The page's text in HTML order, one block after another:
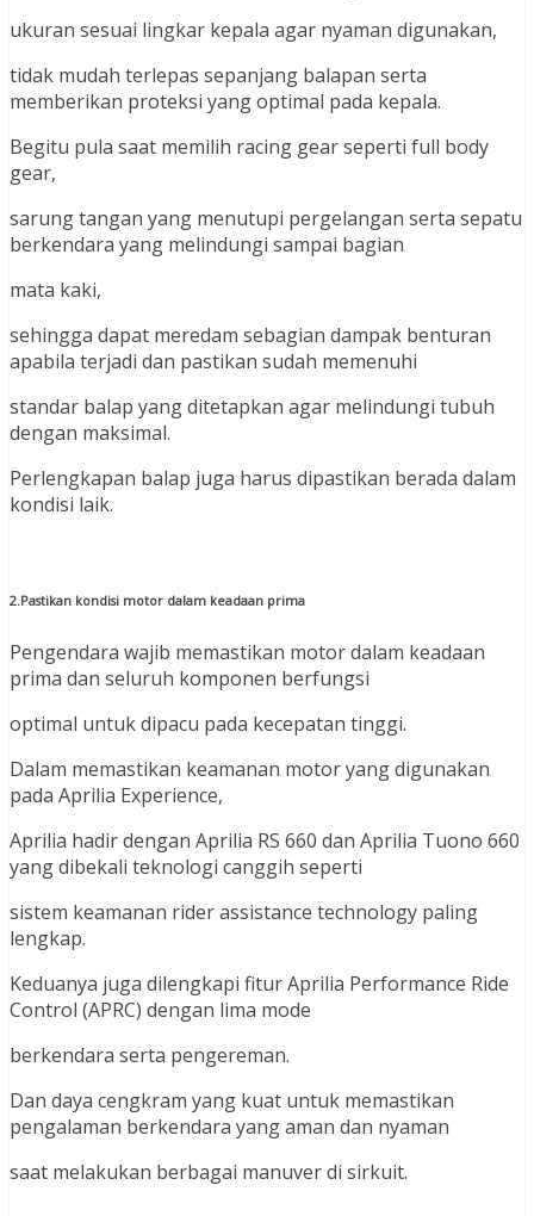
ukuran sesuai lingkar kepala agar nyaman digunakan,
tidak mudah terlepas sepanjang balapan serta
memberikan proteksi yang optimal pada kepala.
Begitu pula saat memilih racing gear seperti full body
gear,
sarung tangan yang menutupi pergelangan serta sepatu
berkendara yang melindungi sampai bagian
mata kaki,
sehingga dapat meredam sebagian dampak benturan
apabila terjadi dan pastikan sudah memenuhi
standar balap yang ditetapkan agar melindungi tubuh
dengan maksimal.
Perlengkapan balap juga harus dipastikan berada dalam
kondisi laik.
2.Pastikan kondisi motor dalam keadaan prima
Pengendara wajib memastikan motor dalam keadaan
prima dan seluruh komponen berfungsi
optimal untuk dipacu pada kecepatan tinggi.
Dalam memastikan keamanan motor yang digunakan
pada Aprilia Experience,
Aprilia hadir dengan Aprilia RS 660 dan Aprilia Tuono 660
yang dibekali teknologi canggih seperti
sistem keamanan rider assistance technology paling
lengkap.
Keduanya juga dilengkapi fitur Aprilia Performance Ride
Control (APRC) dengan lima mode
berkendara serta pengereman.
Dan daya cengkram yang kuat untuk memastikan
pengalaman berkendara yang aman dan nyaman
saat melakukan berbagai manuver di sirkuit.